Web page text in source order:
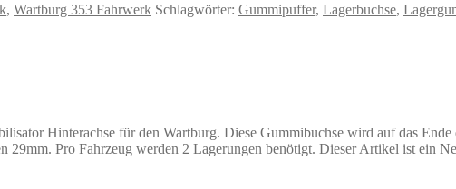
, Wartburg 353 Fahrwerk Schlagwörter: Gummipuffer, Lagerbuchse,
Hinterachse für den Wartburg. Diese Gummibuchse wird auf das Ende
29mm. Pro Fahrzeug werden 2 Lagerungen benötigt. Dieser Artikel ist ein